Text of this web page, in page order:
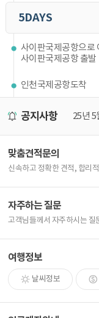
5DAYS
사이판국제공항으로
사이판국제공항 출발
인천국제공항도착
공지사항
널 이전 안내
맞춤견적문의
신속하고 정확한 견적, 합리
자주하는 질문
고객님들께서 자주하시는 질
여행정보
날씨정보